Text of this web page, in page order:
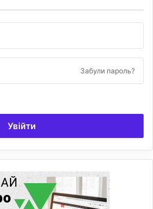
Забули пароль?
Увійти